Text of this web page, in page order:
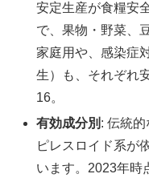
安定生産が食糧安
で、果物・野菜、
家庭用や、感染症
生）も、それぞれ
16。
有効成分別 : 伝統的
ピレスロイド系が
います。2023年時